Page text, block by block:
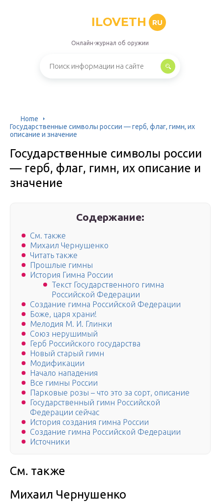
ILOVETH RU
Онлайн-журнал об оружии
Home
Государственные символы россии — герб, флаг, гимн, их
описание и значение
Государственные символы россии
— герб, флаг, гимн, их описание и
значение
Содержание:
См. также
Михаил Чернушенко
Читать также
Прошлые гимны
История Гимна России
Текст Государственного гимна
Российской Федерации
Создание гимна Российской Федерации
Боже, царя храни!
Мелодия М. И. Глинки
Союз нерушимый
Герб Российского государства
Новый старый гимн
Модификации
Начало нападения
Все гимны России
Парковые розы – что это за сорт, описание
Государственный гимн Российской
Федерации сейчас
История создания гимна России
Создание гимна Российской Федерации
Источники
См. также
Михаил Чернушенко